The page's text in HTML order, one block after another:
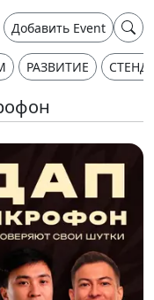
Добавить Event
РАЗВИТИЕ